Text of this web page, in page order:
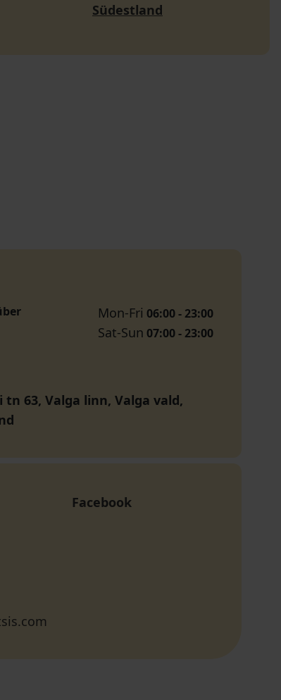
Südestland
Mon-Fri 06:00 - 23:00
Sat-Sun 07:00 - 23:00
tn 63, Valga linn, Valga vald,
Facebook